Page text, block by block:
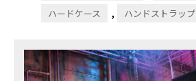
ハードケース , ハンドストラップ